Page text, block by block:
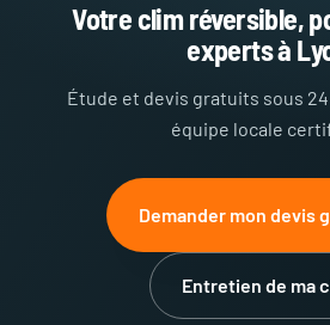
Votre clim réversible,
experts à
Étude et devis gratuits sous 24
équipe locale
Demander mon devis
Entretien de ma